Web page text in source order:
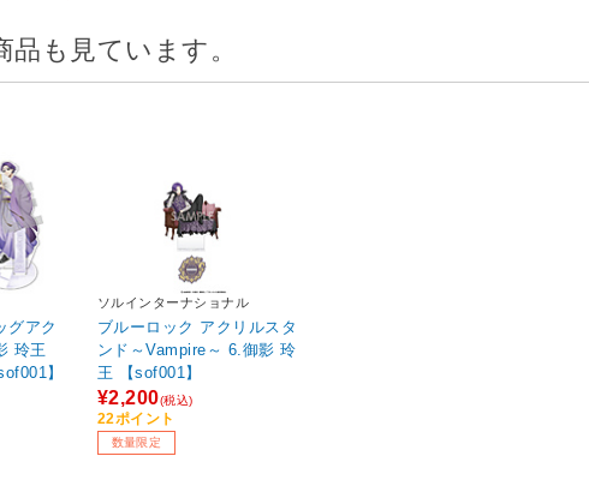
も見ています。
アク
玲王
】
ソルインターナショナル
ブルーロック アクリルスタ
ンド～Vampire～ 6.御影 玲
王 【sof001】
¥2,200(税込)
22ポイント
数量限定